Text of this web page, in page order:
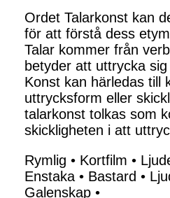
Ordet Talarkonst kan
för att förstå dess
Talar kommer från
betyder att uttrycka
Konst kan härledas till
uttrycksform eller
talarkonst tolkas som
skickligheten i att
Rymlig • Kortfilm •
Enstaka • Bastard •
Galenskap •